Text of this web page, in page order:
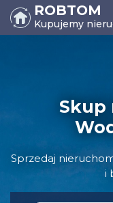
ROBTOM
Kupujemy
Skup
Sprzedaj
i